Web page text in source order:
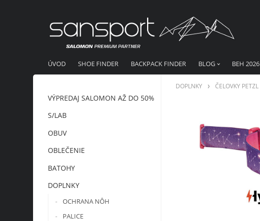
ÚVOD SHOE FINDER BACKPACK FINDER BLOG BEH 2026
VÝPREDAJ SALOMON AŽ DO 50%
S/LAB
OBUV
OBLEČENIE
BATOHY
DOPLNKY
OCHRANA NÔH
PALICE
DOPLNKY ČELOVKY PETZL